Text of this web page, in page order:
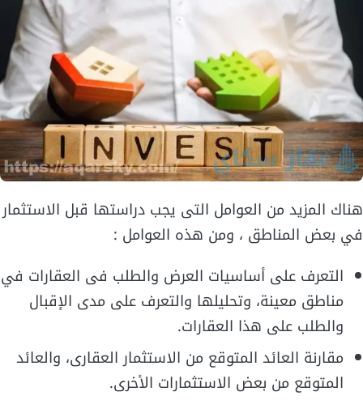
هناك المزيد من العوامل التى يجب دراستها قبل الاستثمار
في بعض المناطق ، ومن هذه العوامل :
التعرف على أساسيات العرض والطلب فى العقارات في
مناطق معينة، وتحليلها والتعرف على مدى الإقبال
والطلب على هذا العقارات.
مقارنة العائد المتوقع من الاستثمار العقارى، والعائد
المتوقع من بعض الاستثمارات الأخرى.